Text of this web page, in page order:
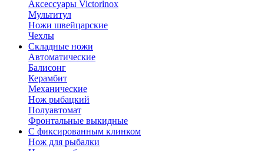
Аксессуары Victorinox
Мультитул
Ножи швейцарские
Чехлы
Складные ножи
Автоматические
Балисонг
Керамбит
Механические
Нож рыбацкий
Полуавтомат
Фронтальные выкидные
С фиксированным клинком
Нож для рыбалки